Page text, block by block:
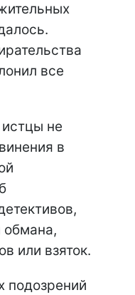
все
не
в
обмана,
или взяток.
подозрений